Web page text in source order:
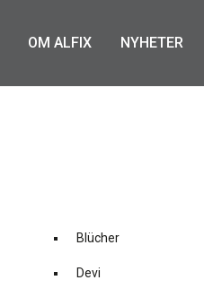
OM ALFIX NYHETER
Blücher
Devi